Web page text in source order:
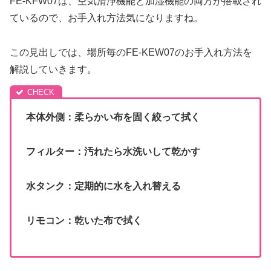
ているので、お手入れ方法気になりますね。
この見出しでは、場所毎のFE-KEW07のお手入れ方法を
解説していきます。
本体外側：柔らかい布を固く絞って拭く
フィルター：汚れたら水洗いして乾かす
水タンク：定期的に水を入れ替える
リモコン：乾いた布で拭く